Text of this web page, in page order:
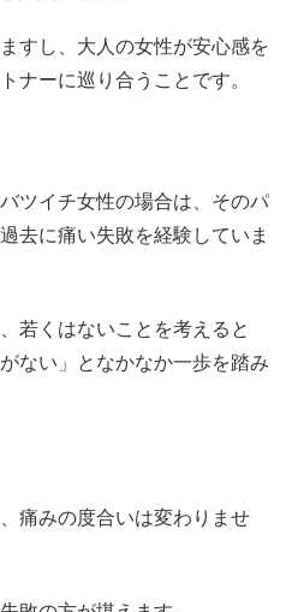
すし、大人の女性が安心感を
ナーに巡り合うことです。
ツイチ女性の場合は、そのパ
去に痛い失敗を経験していま
若くはないことを考えると
ない」となかなか一歩を踏み
痛みの度合いは変わりませ